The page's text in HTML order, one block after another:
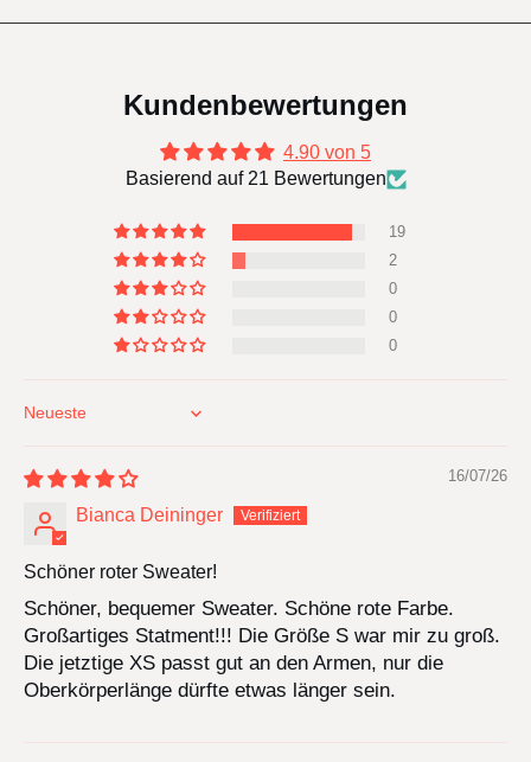
Kundenbewertungen
4.90 von 5
Basierend auf 21 Bewertungen
19
2
0
0
0
Sort by
16/07/26
Bianca Deininger
Schöner roter Sweater!
Schöner, bequemer Sweater. Schöne rote Farbe.
Großartiges Statment!!! Die Größe S war mir zu groß.
Die jetztige XS passt gut an den Armen, nur die
Oberkörperlänge dürfte etwas länger sein.